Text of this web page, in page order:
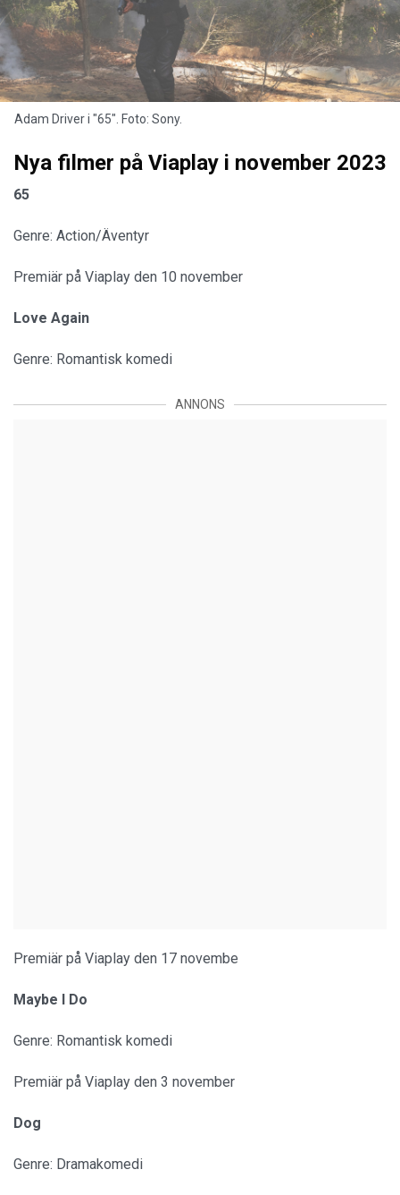
Adam Driver i "65". Foto: Sony.
Nya filmer på Viaplay i november 2023
65
Genre: Action/Äventyr
Premiär på Viaplay den 10 november
Love Again
Genre: Romantisk komedi
ANNONS
Premiär på Viaplay den 17 novembe
Maybe I Do
Genre: Romantisk komedi
Premiär på Viaplay den 3 november
Dog
Genre: Dramakomedi